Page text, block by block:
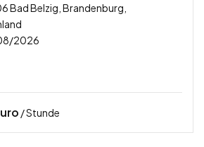
Bad Belzig, Brandenburg,
2026
/ Stunde